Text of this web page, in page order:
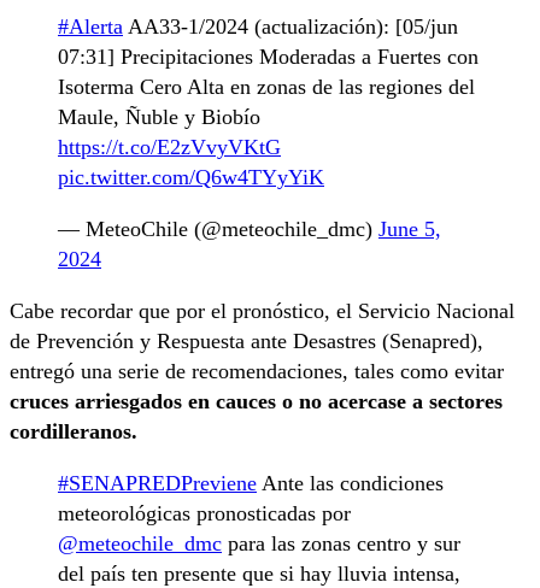
#Alerta AA33-1/2024 (actualización): [05/jun
07:31] Precipitaciones Moderadas a Fuertes con
Isoterma Cero Alta en zonas de las regiones del
Maule, Ñuble y Biobío
https://t.co/E2zVvyVKtG
pic.twitter.com/Q6w4TYyYiK
— MeteoChile (@meteochile_dmc) June 5,
2024
Cabe recordar que por el pronóstico, el Servicio Nacional
de Prevención y Respuesta ante Desastres (Senapred),
entregó una serie de recomendaciones, tales como evitar
cruces arriesgados en cauces o no acercase a sectores
cordilleranos.
#SENAPREDPreviene Ante las condiciones
meteorológicas pronosticadas por
@meteochile_dmc para las zonas centro y sur
del país ten presente que si hay lluvia intensa,